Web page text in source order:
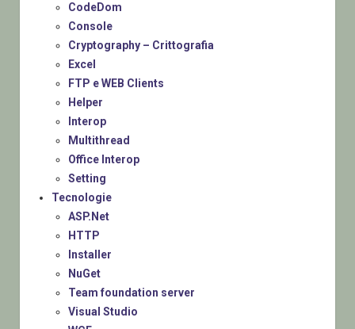
CodeDom
Console
Cryptography – Crittografia
Excel
FTP e WEB Clients
Helper
Interop
Multithread
Office Interop
Setting
Tecnologie
ASP.Net
HTTP
Installer
NuGet
Team foundation server
Visual Studio